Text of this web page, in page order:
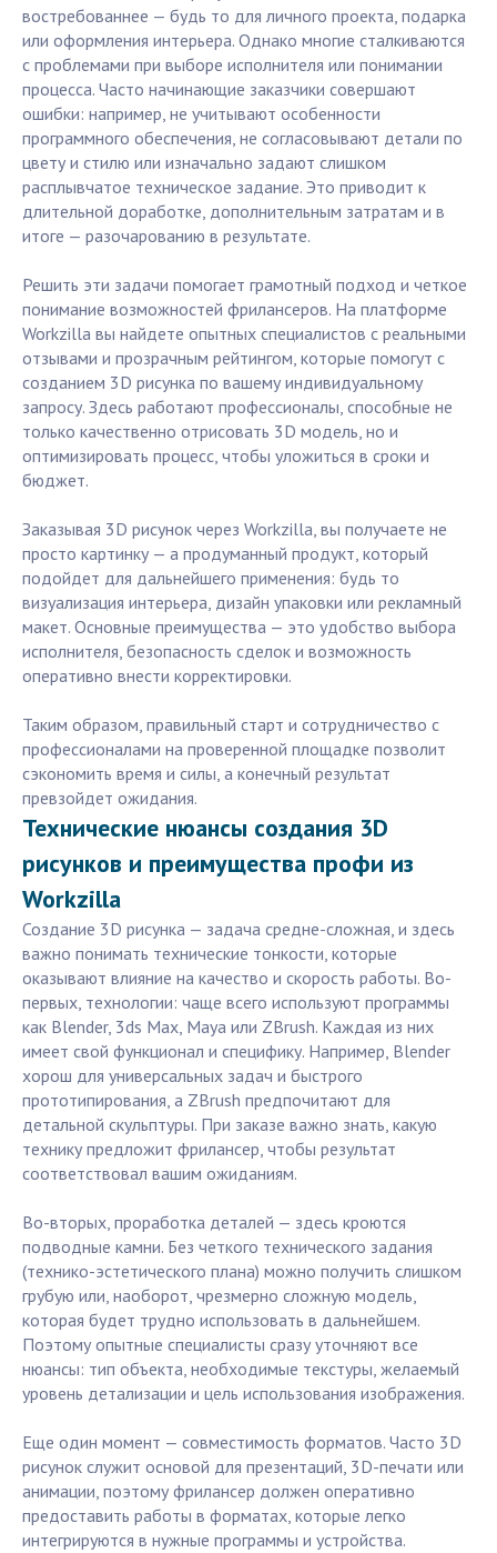
востребованнее — будь то для личного проекта, подарка
или оформления интерьера. Однако многие сталкиваются
с проблемами при выборе исполнителя или понимании
процесса. Часто начинающие заказчики совершают
ошибки: например, не учитывают особенности
программного обеспечения, не согласовывают детали по
цвету и стилю или изначально задают слишком
расплывчатое техническое задание. Это приводит к
длительной доработке, дополнительным затратам и в
итоге — разочарованию в результате.
Решить эти задачи помогает грамотный подход и четкое
понимание возможностей фрилансеров. На платформе
Workzilla вы найдете опытных специалистов с реальными
отзывами и прозрачным рейтингом, которые помогут с
созданием 3D рисунка по вашему индивидуальному
запросу. Здесь работают профессионалы, способные не
только качественно отрисовать 3D модель, но и
оптимизировать процесс, чтобы уложиться в сроки и
бюджет.
Заказывая 3D рисунок через Workzilla, вы получаете не
просто картинку — а продуманный продукт, который
подойдет для дальнейшего применения: будь то
визуализация интерьера, дизайн упаковки или рекламный
макет. Основные преимущества — это удобство выбора
исполнителя, безопасность сделок и возможность
оперативно внести корректировки.
Таким образом, правильный старт и сотрудничество с
профессионалами на проверенной площадке позволит
сэкономить время и силы, а конечный результат
превзойдет ожидания.
Технические нюансы создания 3D
рисунков и преимущества профи из
Workzilla
Создание 3D рисунка — задача средне-сложная, и здесь
важно понимать технические тонкости, которые
оказывают влияние на качество и скорость работы. Во-
первых, технологии: чаще всего используют программы
как Blender, 3ds Max, Maya или ZBrush. Каждая из них
имеет свой функционал и специфику. Например, Blender
хорош для универсальных задач и быстрого
прототипирования, а ZBrush предпочитают для
детальной скульптуры. При заказе важно знать, какую
технику предложит фрилансер, чтобы результат
соответствовал вашим ожиданиям.
Во-вторых, проработка деталей — здесь кроются
подводные камни. Без четкого технического задания
(технико-эстетического плана) можно получить слишком
грубую или, наоборот, чрезмерно сложную модель,
которая будет трудно использовать в дальнейшем.
Поэтому опытные специалисты сразу уточняют все
нюансы: тип объекта, необходимые текстуры, желаемый
уровень детализации и цель использования изображения.
Еще один момент — совместимость форматов. Часто 3D
рисунок служит основой для презентаций, 3D-печати или
анимации, поэтому фрилансер должен оперативно
предоставить работы в форматах, которые легко
интегрируются в нужные программы и устройства.